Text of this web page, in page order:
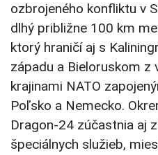
ozbrojeného konfliktu v
dlhý približne 100 km
ktorý hraničí aj s
západu a Bieloruskom z
krajinami NATO
Poľsko a Nemecko.
Dragon-24 zúčastnia aj
špeciálnych služieb,